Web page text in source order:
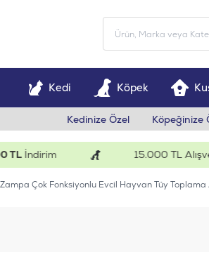
Kedi Köpek
Kedinize Özel Köpeğinize
İndirim 15.000 TL
Zampa Çok Fonksiyonlu Evcil Hayvan Tüy Toplama